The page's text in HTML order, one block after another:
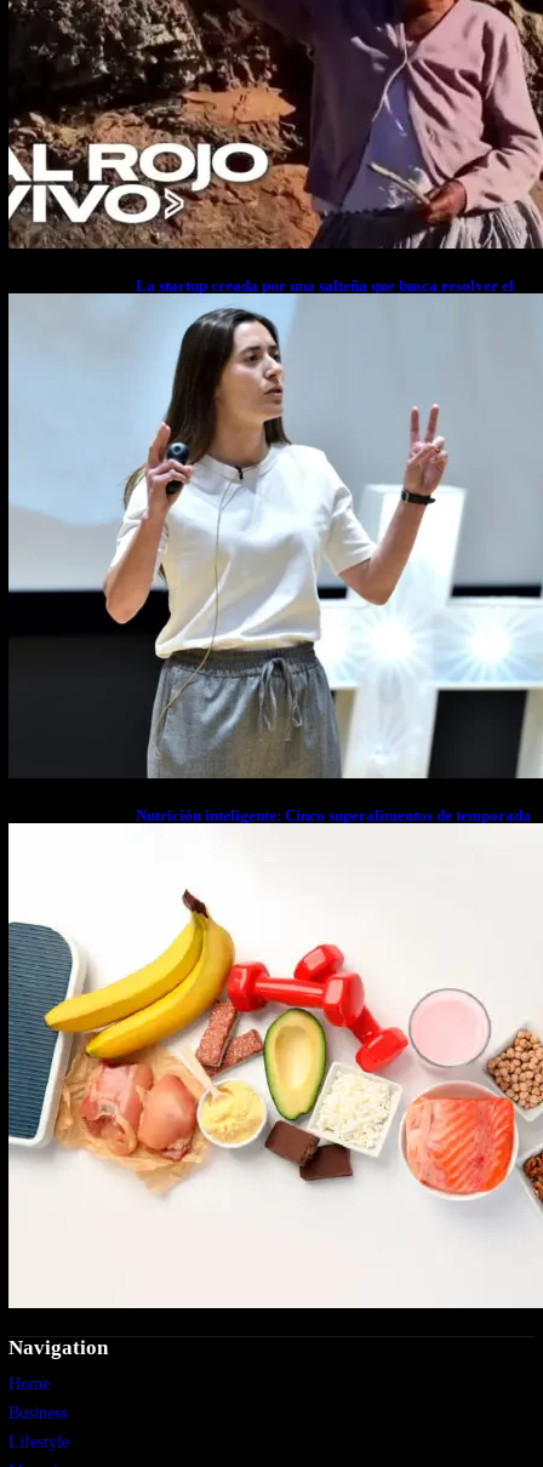
La startup creada por una salteña que busca resolver el
estrés financiero en Latinoamérica
Nutrición inteligente: Cinco superalimentos de temporada
Navigation
Home
Business
Lifestyle